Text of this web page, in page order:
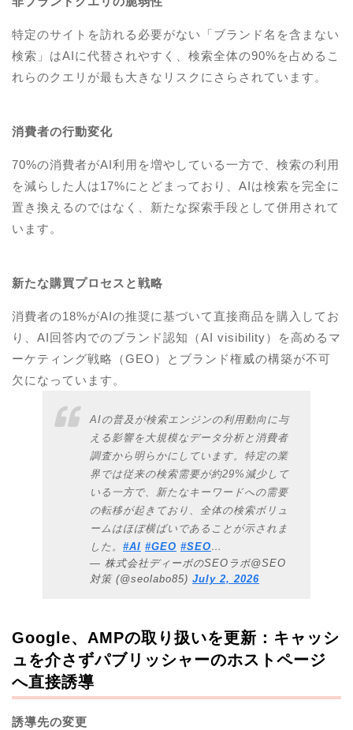
特定のサイトを訪れる必要がない「ブランド名を含まない
検索」はAIに代替されやすく、検索全体の90%を占めるこ
れらのクエリが最も大きなリスクにさらされています。
消費者の行動変化
70%の消費者がAI利用を増やしている一方で、検索の利用
を減らした人は17%にとどまっており、AIは検索を完全に
置き換えるのではなく、新たな探索手段として併用されて
います。
新たな購買プロセスと戦略
消費者の18%がAIの推奨に基づいて直接商品を購入してお
り、AI回答内でのブランド認知（AI visibility）を高めるマ
ーケティング戦略（GEO）とブランド権威の構築が不可
欠になっています。
AIの普及が検索エンジンの利用動向に与
える影響を大規模なデータ分析と消費者
調査から明らかにしています。特定の業
界では従来の検索需要が約29%減少して
いる一方で、新たなキーワードへの需要
の転移が起きており、全体の検索ボリュ
ームはほぼ横ばいであることが示されま
した。 #AI #GEO #SEO…
— 株式会社ディーボのSEOラボ@SEO
対策 (@seolabo85) July 2, 2026
Google、AMPの取り扱いを更新：キャッシ
ュを介さずパブリッシャーのホストページ
へ直接誘導
誘導先の変更